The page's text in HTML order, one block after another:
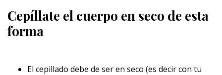
Cepíllate el cuerpo en seco de esta
forma
El cepillado debe de ser en seco (es decir con tu